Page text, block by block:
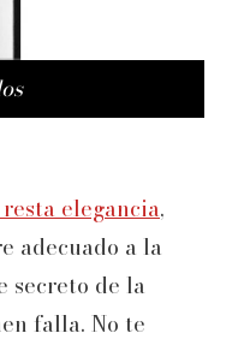
elegancia,
adecuado a la
secreto de la
falla. No te